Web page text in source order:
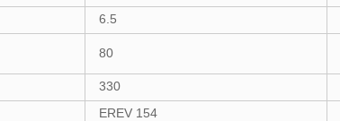
6.5
80
330
EREV 154